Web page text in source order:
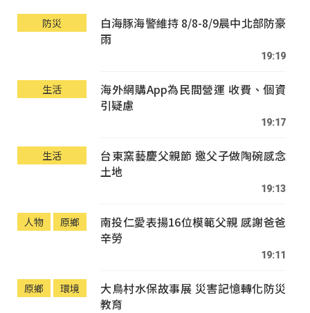
防災
白海豚海警維持 8/8-8/9晨中北部防豪
雨
19:19
生活
海外網購App為民間營運 收費、個資
引疑慮
19:17
生活
台東窯藝慶父親節 邀父子做陶碗感念
土地
19:13
人物 原鄉
南投仁愛表揚16位模範父親 感謝爸爸
辛勞
19:11
原鄉 環境
大鳥村水保故事展 災害記憶轉化防災
教育